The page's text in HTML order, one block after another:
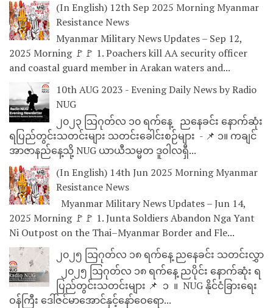
(In English) 12th Sep 2025 Morning Myanmar
Resistance News
Myanmar Military News Updates – Sep 12,
2025 Morning 🚩🚩 1. Poachers kill AA security officer
and coastal guard member in Arakan waters and...
10th AUG 2023 - Evening Daily News by Radio
NUG
၂၀၂၃ သြဂုတ်လ ၁၀ ရက်နေ့ ညနေခင်း နောက်ဆုံး
ရပြည်တွင်းသတင်းများ သတင်းခေါင်းစဉ်များ - 📌 ၁။ ကချင်
အာဇာနည်နေ့သို့ NUG ယာယီသမ္မတ ဒူဝါလရှီ...
(In English) 14th Jun 2025 Morning Myanmar
Resistance News
Myanmar Military News Updates – Jun 14,
2025 Morning 🚩🚩 1. Junta Soldiers Abandon Nga Yant
Ni Outpost on the Thai–Myanmar Border and Fle...
၂၀၂၅ သြဂုတ်လ ၁၈ ရက်နေ့ ညနေခင်း သတင်းလွှာ
၂၀၂၅ သြဂုတ်လ ၁၈ ရက်နေ့ ညပိုင်း နောက်ဆုံး ရ
ပြည်တွင်းသတင်းများ 📌 ⁨⁨⁨⁨ ၁ ⁨ ။ ⁨ NUG နိုင်ငံခြားရေး
ဝန်ကြီး ဒေါ်ဇင်မာအောင်နှင့်နော်ဝေရော...